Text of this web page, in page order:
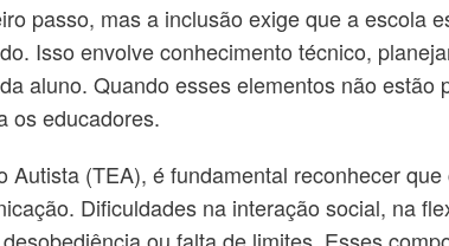
passo, mas a inclusão exige que a escola
Isso envolve conhecimento técnico,
aluno. Quando esses elementos não
os educadores.
(TEA), é fundamental reconhecer
Dificuldades na interação social, na
ou falta de limites. Esses